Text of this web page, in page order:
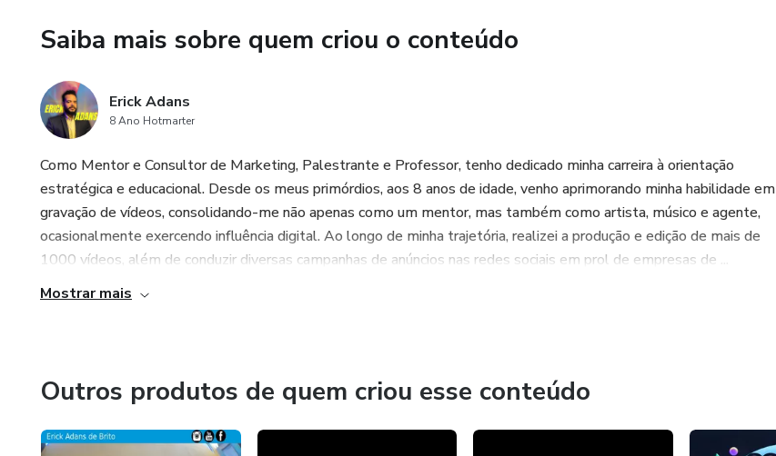
Saiba mais sobre quem criou o conteúdo
Erick Adans
8 Ano Hotmarter
Como Mentor e Consultor de Marketing, Palestrante e Professor, tenho dedicado minha carreira à orientação
estratégica e educacional. Desde os meus primórdios, aos 8 anos de idade, venho aprimorando minha habilidade em
gravação de vídeos, consolidando-me não apenas como um mentor, mas também como artista, músico e agente,
ocasionalmente exercendo influência digital. Ao longo de minha trajetória, realizei a produção e edição de mais de
1000 vídeos, além de conduzir diversas campanhas de anúncios nas redes sociais em prol de empresas de ...
Mostrar mais
Outros produtos de quem criou esse conteúdo